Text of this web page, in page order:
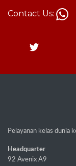
Contact Us:
Pelayanan kelas dunia
Headquarter
92 Avenix A9